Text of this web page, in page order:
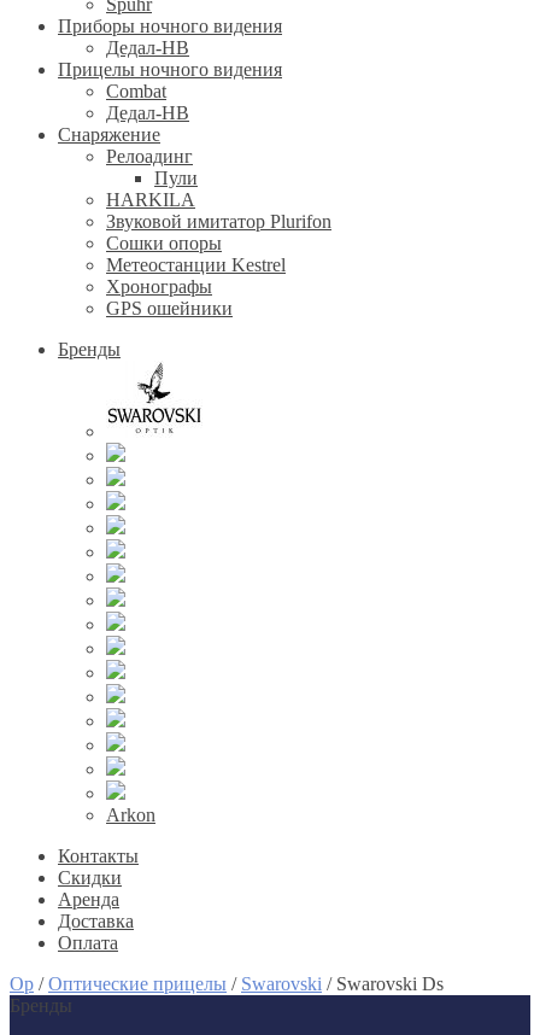
Spuhr
Приборы ночного видения
Дедал-НВ
Прицелы ночного видения
Combat
Дедал-НВ
Снаряжение
Релоадинг
Пули
HARKILA
Звуковой имитатор Plurifon
Сошки опоры
Метеостанции Kestrel
Хронографы
GPS ошейники
Бренды
Arkon
Контакты
Скидки
Аренда
Доставка
Оплата
Op /Оптические прицелы / Swarovski / Swarovski Ds
Бренды